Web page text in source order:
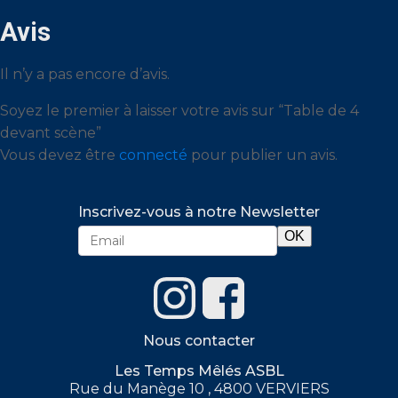
Avis
Il n’y a pas encore d’avis.
Soyez le premier à laisser votre avis sur “Table de 4
devant scène”
Vous devez être connecté pour publier un avis.
Inscrivez-vous à notre Newsletter
Nous contacter
Les Temps Mêlés ASBL
Rue du Manège 10 , 4800 VERVIERS